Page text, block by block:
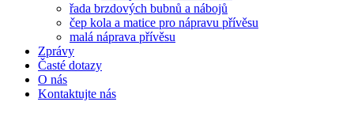
řada brzdových bubnů a nábojů
čep kola a matice pro nápravu přívěsu
malá náprava přívěsu
Zprávy
Časté dotazy
O nás
Kontaktujte nás